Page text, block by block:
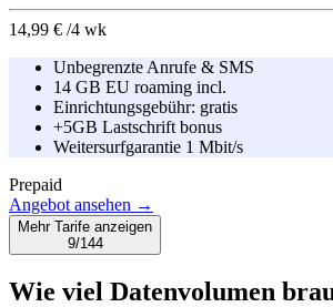
14,99 € /4 wk
Unbegrenzte Anrufe & SMS
14 GB EU roaming incl.
Einrichtungsgebühr: gratis
+5GB Lastschrift bonus
Weitersurfgarantie 1 Mbit/s
Prepaid
Angebot ansehen →
Mehr Tarife anzeigen
9/144
Wie viel Datenvolumen